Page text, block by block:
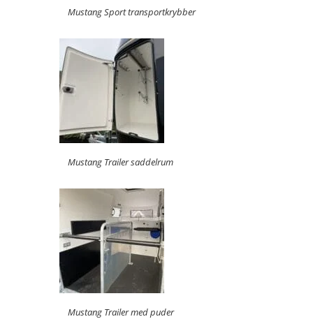
Mustang Sport transportkrybber
Mustang Trailer saddelrum
Mustang Trailer med puder